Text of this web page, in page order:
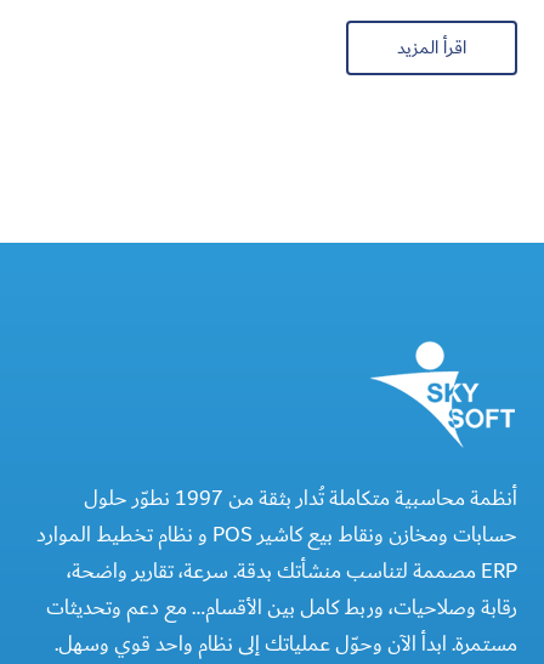
اقرأ المزيد
أنظمة محاسبية متكاملة تُدار بثقة من 1997 نطوّر حلول
حسابات ومخازن ونقاط بيع كاشير POS و نظام تخطيط الموارد
ERP مصممة لتناسب منشأتك بدقة. سرعة، تقارير واضحة،
رقابة وصلاحيات، وربط كامل بين الأقسام… مع دعم وتحديثات
مستمرة. ابدأ الآن وحوّل عملياتك إلى نظام واحد قوي وسهل.